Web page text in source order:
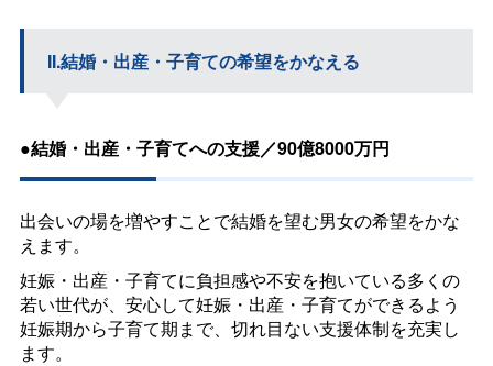
II.結婚・出産・子育ての希望をかなえる
●結婚・出産・子育てへの支援／90億8000万円
出会いの場を増やすことで結婚を望む男女の希望をかな
えます。
妊娠・出産・子育てに負担感や不安を抱いている多くの
若い世代が、安心して妊娠・出産・子育てができるよう
妊娠期から子育て期まで、切れ目ない支援体制を充実し
ます。